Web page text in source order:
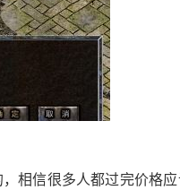
相信很多人都过完价格